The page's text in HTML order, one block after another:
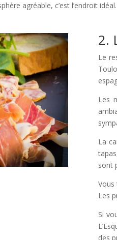
agréable, c’est l’endroit idéal.
2.
Le
Les
La
sont
Vous
Les
Si
des